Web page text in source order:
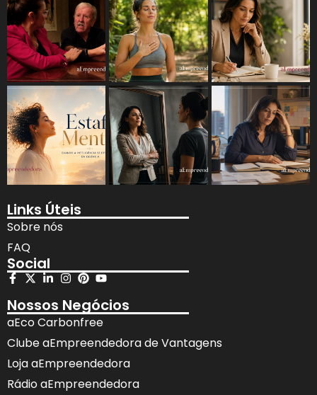
Links Úteis
Sobre nós
FAQ
Social
Nossos Negócios
aEco Carbonfree
Clube aEmpreendedora de Vantagens
Loja aEmpreendedora
Rádio aEmpreendedora